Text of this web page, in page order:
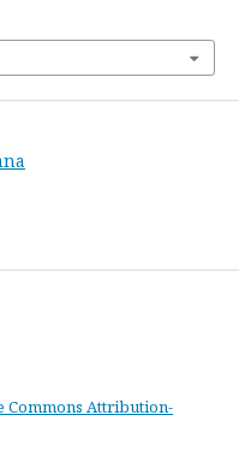
Commons Attribution-